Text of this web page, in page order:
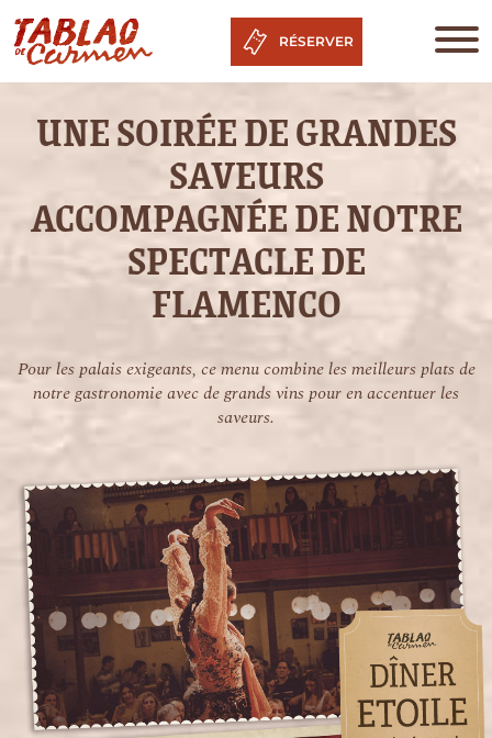
RÉSERVER
UNE SOIRÉE DE GRANDES
SAVEURS
ACCOMPAGNÉE DE NOTRE
SPECTACLE DE
FLAMENCO
Pour les palais exigeants, ce menu combine les meilleurs plats de
notre gastronomie avec de grands vins pour en accentuer les
saveurs.